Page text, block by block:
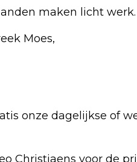
maken licht werk.
Moes,
onze dagelijkse of
Christiaens voor de